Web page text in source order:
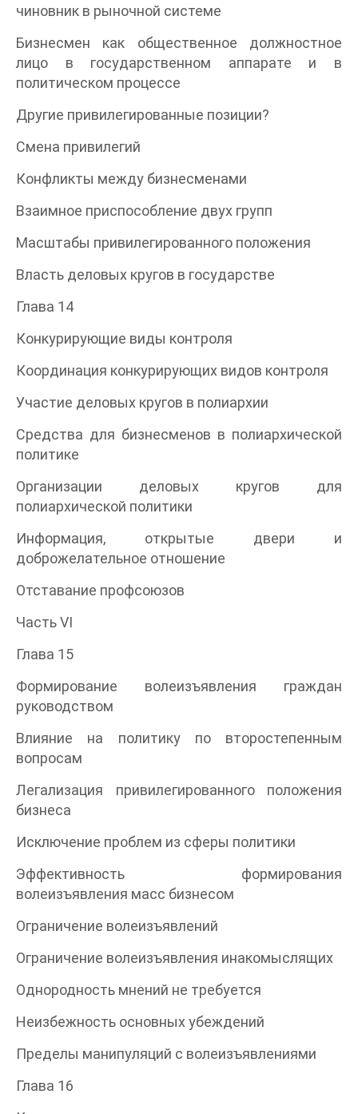
чиновник в рыночной системе
Бизнесмен как общественное должностное
лицо в государственном аппарате и в
политическом процессе
Другие привилегированные позиции?
Смена привилегий
Конфликты между бизнесменами
Взаимное приспособление двух групп
Масштабы привилегированного положения
Власть деловых кругов в государстве
Глава 14
Конкурирующие виды контроля
Координация конкурирующих видов контроля
Участие деловых кругов в полиархии
Средства для бизнесменов в полиархической
политике
Организации деловых кругов для
полиархической политики
Информация, открытые двери и
доброжелательное отношение
Отставание профсоюзов
Часть VI
Глава 15
Формирование волеизъявления граждан
руководством
Влияние на политику по второстепенным
вопросам
Легализация привилегированного положения
бизнеса
Исключение проблем из сферы политики
Эффективность формирования
волеизъявления масс бизнесом
Ограничение волеизъявлений
Ограничение волеизъявления инакомыслящих
Однородность мнений не требуется
Неизбежность основных убеждений
Пределы манипуляций с волеизъявлениями
Глава 16